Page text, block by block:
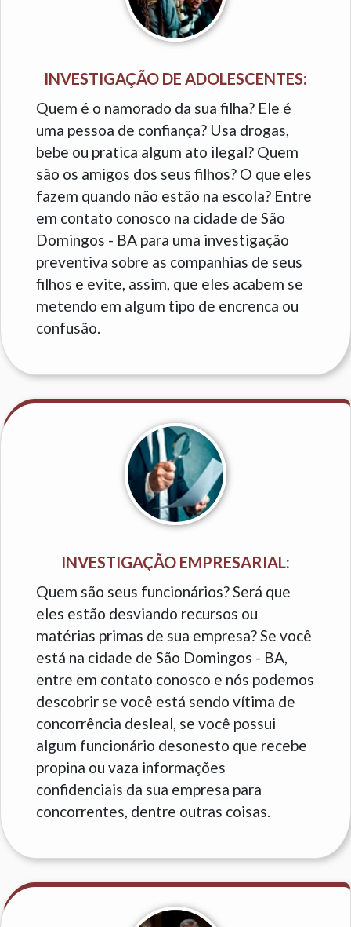
INVESTIGAÇÃO DE ADOLESCENTES:
Quem é o namorado da sua filha? Ele é
uma pessoa de confiança? Usa drogas,
bebe ou pratica algum ato ilegal? Quem
são os amigos dos seus filhos? O que eles
fazem quando não estão na escola? Entre
em contato conosco na cidade de São
Domingos - BA para uma investigação
preventiva sobre as companhias de seus
filhos e evite, assim, que eles acabem se
metendo em algum tipo de encrenca ou
confusão.
INVESTIGAÇÃO EMPRESARIAL:
Quem são seus funcionários? Será que
eles estão desviando recursos ou
matérias primas de sua empresa? Se você
está na cidade de São Domingos - BA,
entre em contato conosco e nós podemos
descobrir se você está sendo vítima de
concorrência desleal, se você possui
algum funcionário desonesto que recebe
propina ou vaza informações
confidenciais da sua empresa para
concorrentes, dentre outras coisas.